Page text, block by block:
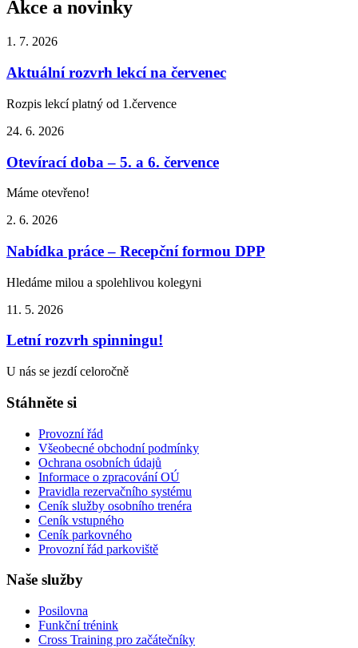
Akce a novinky
1. 7. 2026
Aktuální rozvrh lekcí na červenec
Rozpis lekcí platný od 1.července
24. 6. 2026
Otevírací doba – 5. a 6. července
Máme otevřeno!
2. 6. 2026
Nabídka práce – Recepční formou DPP
Hledáme milou a spolehlivou kolegyni
11. 5. 2026
Letní rozvrh spinningu!
U nás se jezdí celoročně
Stáhněte si
Provozní řád
Všeobecné obchodní podmínky
Ochrana osobních údajů
Informace o zpracování OÚ
Pravidla rezervačního systému
Ceník služby osobního trenéra
Ceník vstupného
Ceník parkovného
Provozní řád parkoviště
Naše služby
Posilovna
Funkční trénink
Cross Training pro začátečníky